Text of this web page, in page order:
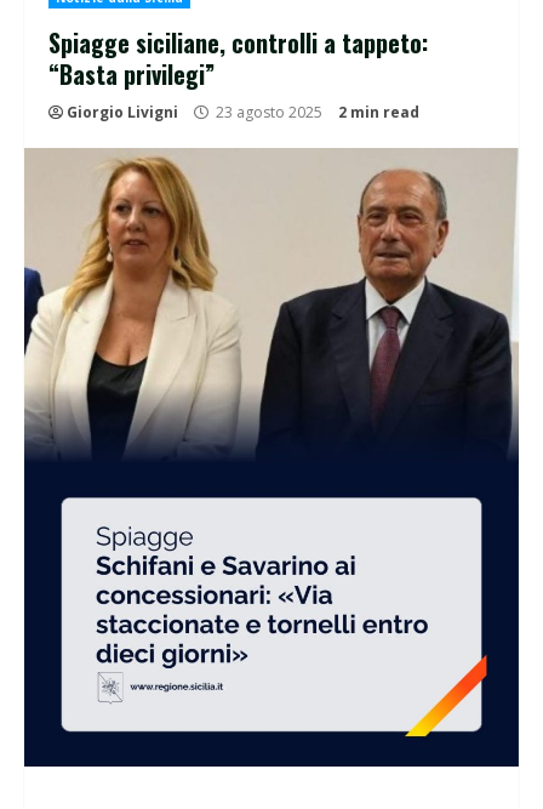
Spiagge siciliane, controlli a tappeto:
“Basta privilegi”
Giorgio Livigni 23 agosto 2025 2 min read